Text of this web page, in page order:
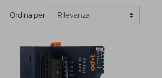
Ordina per: